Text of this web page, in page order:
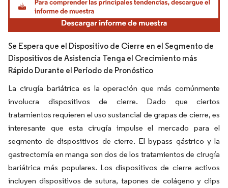
Se Espera que el Dispositivo de Cierre en el Segmento de
Dispositivos de Asistencia Tenga el Crecimiento más
Rápido Durante el Período de Pronóstico
La cirugía bariátrica es la operación que más comúnmente
involucra dispositivos de cierre. Dado que ciertos
tratamientos requieren el uso sustancial de grapas de cierre, es
interesante que esta cirugía impulse el mercado para el
segmento de dispositivos de cierre. El bypass gástrico y la
gastrectomía en manga son dos de los tratamientos de cirugía
bariátrica más populares. Los dispositivos de cierre activos
incluyen dispositivos de sutura, tapones de colágeno y clips